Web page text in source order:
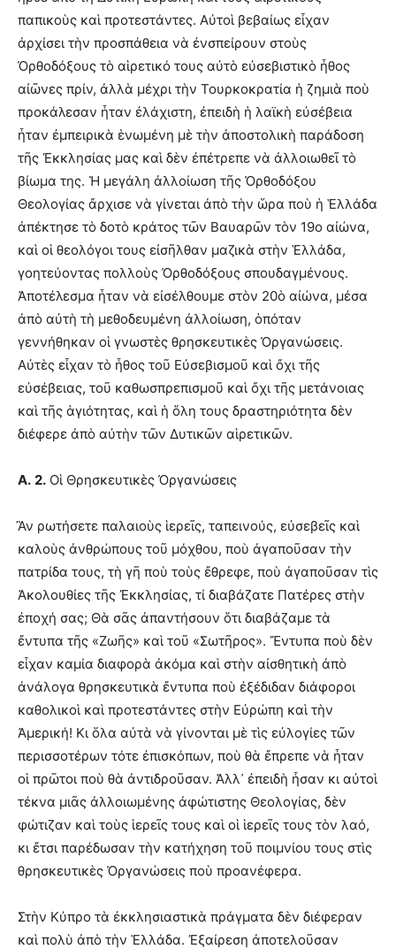
παπικοὺς καὶ προτεστάντες. Αὐτοὶ βεβαίως εἶχαν
ἀρχίσει τὴν προσπάθεια νὰ ἐνσπείρουν στοὺς
Ὀρθοδόξους τὸ αἱρετικό τους αὐτὸ εὐσεβιστικὸ ἦθος
αἰῶνες πρίν, ἀλλὰ μέχρι τὴν Τουρκοκρατία ἡ ζημιὰ ποὺ
προκάλεσαν ἦταν ἐλάχιστη, ἐπειδὴ ἡ λαϊκὴ εὐσέβεια
ἦταν ἐμπειρικὰ ἑνωμένη μὲ τὴν ἀποστολικὴ παράδοση
τῆς Ἐκκλησίας μας καὶ δὲν ἐπέτρεπε νὰ ἀλλοιωθεῖ τὸ
βίωμα της. Ἡ μεγάλη ἀλλοίωση τῆς Ὀρθοδόξου
Θεολογίας ἄρχισε νὰ γίνεται ἀπὸ τὴν ὥρα ποὺ ἡ Ἑλλάδα
ἀπέκτησε τὸ δοτὸ κράτος τῶν Βαυαρῶν τὸν 19ο αἰώνα,
καὶ οἱ θεολόγοι τους εἰσῆλθαν μαζικὰ στὴν Ἑλλάδα,
γοητεύοντας πολλοὺς Ὀρθοδόξους σπουδαγμένους.
Ἀποτέλεσμα ἦταν νὰ εἰσέλθουμε στὸν 20ὸ αἰώνα, μέσα
ἀπὸ αὐτὴ τὴ μεθοδευμένη ἀλλοίωση, ὁπόταν
γεννήθηκαν οἱ γνωστὲς θρησκευτικὲς Ὀργανώσεις.
Αὐτὲς εἶχαν τὸ ἦθος τοῦ Εὐσεβισμοῦ καὶ ὄχι τῆς
εὐσέβειας, τοῦ καθωσπρεπισμοῦ καὶ ὄχι τῆς μετάνοιας
καὶ τῆς ἁγιότητας, καὶ ἡ ὅλη τους δραστηριότητα δὲν
διέφερε ἀπὸ αὐτὴν τῶν Δυτικῶν αἱρετικῶν.
Α. 2. Οἱ Θρησκευτικὲς Ὀργανώσεις
Ἂν ρωτήσετε παλαιοὺς ἱερεῖς, ταπεινούς, εὐσεβεῖς καὶ
καλοὺς ἀνθρώπους τοῦ μόχθου, ποὺ ἀγαποῦσαν τὴν
πατρίδα τους, τὴ γῆ ποὺ τοὺς ἔθρεφε, ποὺ ἀγαποῦσαν τὶς
Ἀκολουθίες τῆς Ἐκκλησίας, τί διαβάζατε Πατέρες στὴν
ἐποχή σας; Θὰ σᾶς ἀπαντήσουν ὅτι διαβάζαμε τὰ
ἔντυπα τῆς «Ζωῆς» καὶ τοῦ «Σωτῆρος». Ἔντυπα ποὺ δὲν
εἶχαν καμία διαφορὰ ἀκόμα καὶ στὴν αἰσθητικὴ ἀπὸ
ἀνάλογα θρησκευτικὰ ἔντυπα ποὺ ἐξέδιδαν διάφοροι
καθολικοὶ καὶ προτεστάντες στὴν Εὐρώπη καὶ τὴν
Ἀμερική! Κι ὅλα αὐτὰ νὰ γίνονται μὲ τὶς εὐλογίες τῶν
περισσοτέρων τότε ἐπισκόπων, ποὺ θὰ ἔπρεπε νὰ ἦταν
οἱ πρῶτοι ποὺ θὰ ἀντιδροῦσαν. Ἀλλ᾽ ἐπειδὴ ἦσαν κι αὐτοὶ
τέκνα μιᾶς ἀλλοιωμένης ἀφώτιστης Θεολογίας, δὲν
φώτιζαν καὶ τοὺς ἱερεῖς τους καὶ οἱ ἱερεῖς τους τὸν λαό,
κι ἔτσι παρέδωσαν τὴν κατήχηση τοῦ ποιμνίου τους στὶς
θρησκευτικὲς Ὀργανώσεις ποὺ προανέφερα.
Στὴν Κύπρο τὰ ἐκκλησιαστικὰ πράγματα δὲν διέφεραν
καὶ πολὺ ἀπὸ τὴν Ἑλλάδα. Ἐξαίρεση ἀποτελοῦσαν